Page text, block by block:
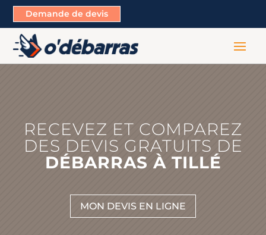
Demande de devis
RECEVEZ ET COMPAREZ
DES DEVIS GRATUITS DE
DÉBARRAS À TILLÉ
MON DEVIS EN LIGNE